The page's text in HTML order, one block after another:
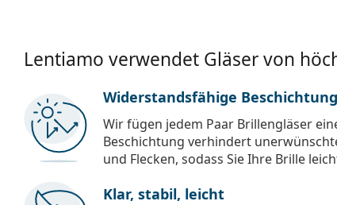
Lentiamo verwendet Gläser von
Widerstandsfähige Beschichtung
Wir fügen jedem Paar Brillengläser
Beschichtung verhindert
und Flecken, sodass Sie Ihre Brille
Klar, stabil, leicht